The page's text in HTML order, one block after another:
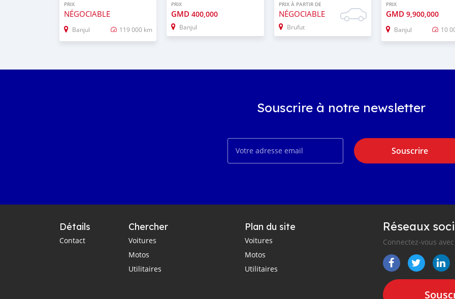
PRIX
NÉGOCIABLE
Banjul 119 000 km
PRIX
GMD400,000
Banjul
PRIX À PARTIR DE
NÉGOCIABLE
Brufut
PRIX
GMD 9,900,000
Banjul 10
Souscrire à notre newsletter
Souscrire
Détails
Contact
Chercher
Voitures
Motos
Utilitaires
Plan du site
Voitures
Motos
Utilitaires
Réseaux
Connectez-vous